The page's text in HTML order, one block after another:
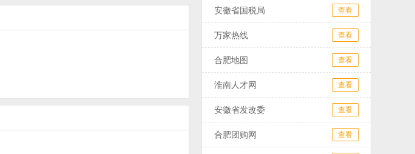
安徽省国税局 查看
万家热线 查看
合肥地图 查看
淮南人才网 查看
安徽省发改委 查看
合肥团购网 查看